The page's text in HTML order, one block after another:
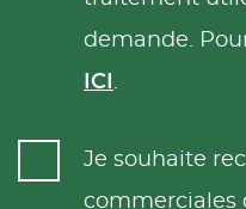
demande.
ICI .
Je souhaite
commerciales